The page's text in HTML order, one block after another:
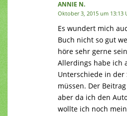
ANNIE N.
Oktober 3, 2015 um 13:13
Es wundert mich
Buch nicht so gut
höre sehr gerne
Allerdings habe ich
Unterschiede in
müssen. Der
aber da ich den
wollte ich noch